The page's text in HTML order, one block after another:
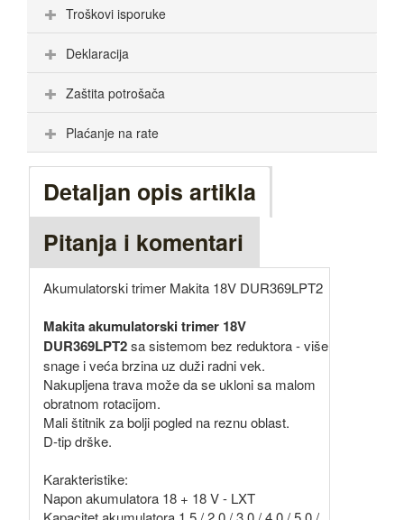
Troškovi isporuke
Deklaracija
Zaštita potrošača
Plaćanje na rate
Detaljan opis artikla
Pitanja i komentari
Akumulatorski trimer Makita 18V DUR369LPT2
Makita akumulatorski trimer 18V
DUR369LPT2sa sistemom bez reduktora - više
snage i veća brzina uz duži radni vek.
Nakupljena trava može da se ukloni sa malom
obratnom rotacijom.
Mali štitnik za bolji pogled na reznu oblast.
D-tip drške.
Karakteristike:
Napon akumulatora 18 + 18 V - LXT